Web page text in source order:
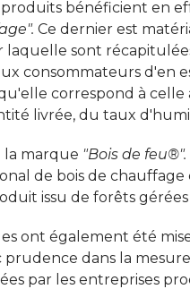
bénéficient en
Ce dernier est
laquelle sont
consommateurs d'en
correspond à
livrée, du taux
la marque "Bois de feu®".
de bois de chauffage
issu de forêts
ont également été
dans la
par les entreprises